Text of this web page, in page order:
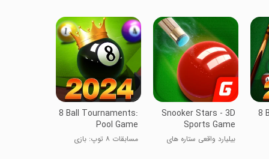
8
Snooker Stars - 3D
Sports Game
بیلیارد واقعی ستاره های
8 Ball Tournaments:
Pool Game
مسابقات ۸ توپ: بازی